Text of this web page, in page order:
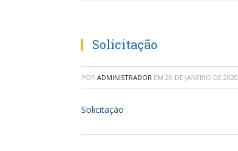
Solicitação
POR ADMINISTRADOR EM 20 DE JANEIRO DE 2020
Solicitação